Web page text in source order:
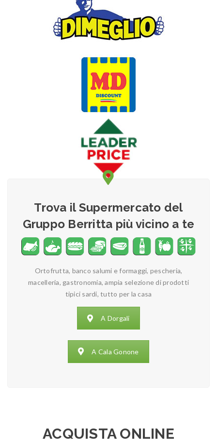
Trova il Supermercato del
Gruppo Berritta più vicino a te
Ortofrutta, banco salumi e formaggi, pescheria,
macelleria, gastronomia, ampia selezione di prodotti
tipici sardi, tutto per la casa
A Dorgali
A Cala Gonone
ACQUISTA ONLINE